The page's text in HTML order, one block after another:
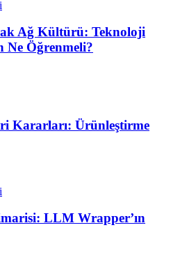
Ağ Kültürü: Teknoloji
Ne Öğrenmeli?
Kararları: Ürünleştirme
LLM Wrapper’ın